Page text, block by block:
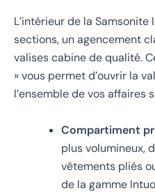
L’intérieur de la
sections, un agencement
valises cabine de qualité.
» vous permet d’ouvrir la
l’ensemble de vos affaires
Compartiment
plus volumineux,
vêtements pliés
de la gamme